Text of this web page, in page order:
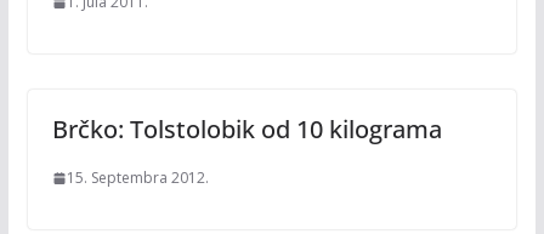
Brčko: Tolstolobik od 10 kilograma
15. Septembra 2012.